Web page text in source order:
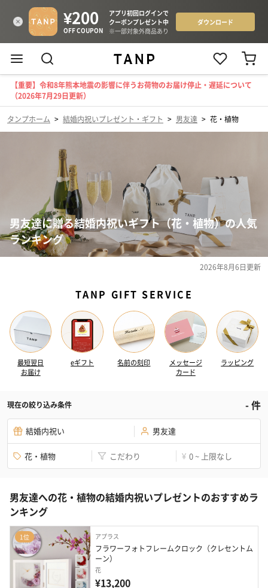
【重要】令和8年熊本地震の影響に伴うお荷物のお届け停止・遅延について
（2026年7月29日更新）
タンプホーム > 結婚内祝いプレゼント・ギフト > 男友達 > 花・植物
男友達に贈る結婚内祝いギフト（花・植物）の人気
ランキング
2026年8月6日更新
TANP GIFT SERVICE
最短翌日
お届け
eギフト 名前の刻印
メッセージ
カード
ラッピング
現在の絞り込み条件 -件
結婚内祝い 男友達
花・植物 こだわり ¥ 0 ~ 上限なし
男友達への花・植物の結婚内祝いプレゼントのおすすめラ
ンキング
1位 アプラス
フラワーフォトフレームクロック（クレセントム
ーン）
花
¥13,200